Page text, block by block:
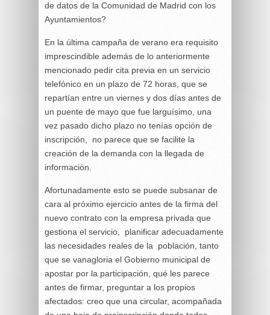
de datos de la Comunidad de Madrid con los
Ayuntamientos?
En la última campaña de verano era requisito
imprescindible además de lo anteriormente
mencionado pedir cita previa en un servicio
telefónico en un plazo de 72 horas, que se
repartían entre un viernes y dos días antes de
un puente de mayo que fue larguísimo, una
vez pasado dicho plazo no tenías opción de
inscripción, no parece que se facilite la
creación de la demanda con la llegada de
información.
Afortunadamente esto se puede subsanar de
cara al próximo ejercicio antes de la firma del
nuevo contrato con la empresa privada que
gestiona el servicio, planificar adecuadamente
las necesidades reales de la población, tanto
que se vanagloria el Gobierno municipal de
apostar por la participación, qué les parece
antes de firmar, preguntar a los propios
afectados: creo que una circular, acompañada